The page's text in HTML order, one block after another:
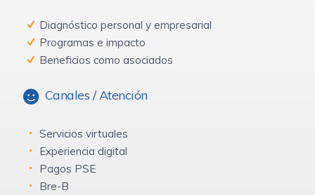
Diagnóstico personal y empresarial
Programas e impacto
Beneficios como asociados
Canales / Atención
Servicios virtuales
Experiencia digital
Pagos PSE
Bre-B